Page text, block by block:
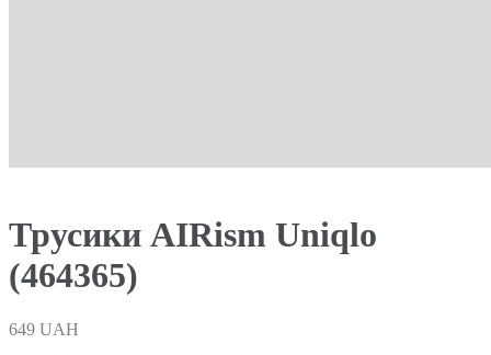
Трусики AIRism Uniqlo
(464365)
649 UAH